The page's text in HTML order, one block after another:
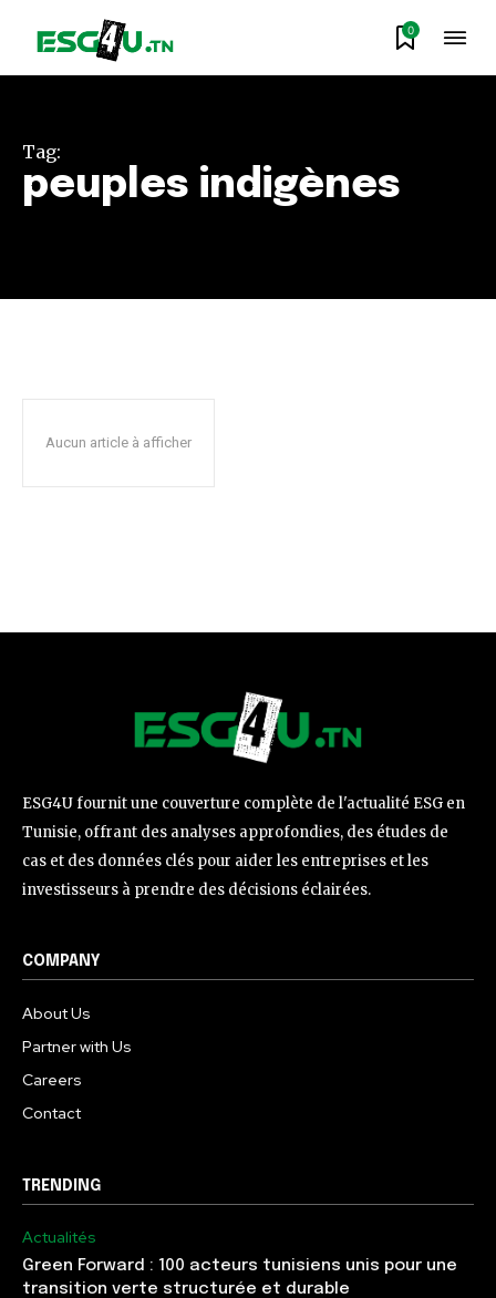
0
Tag:
peuples indigènes
Aucun article à afficher
ESG4U fournit une couverture complète de l'actualité ESG en
Tunisie, offrant des analyses approfondies, des études de
cas et des données clés pour aider les entreprises et les
investisseurs à prendre des décisions éclairées.
COMPANY
About Us
Partner with Us
Careers
Contact
TRENDING
Actualités
Green Forward : 100 acteurs tunisiens unis pour une
transition verte structurée et durable